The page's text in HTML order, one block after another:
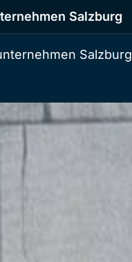
Salzburg
Salzburg